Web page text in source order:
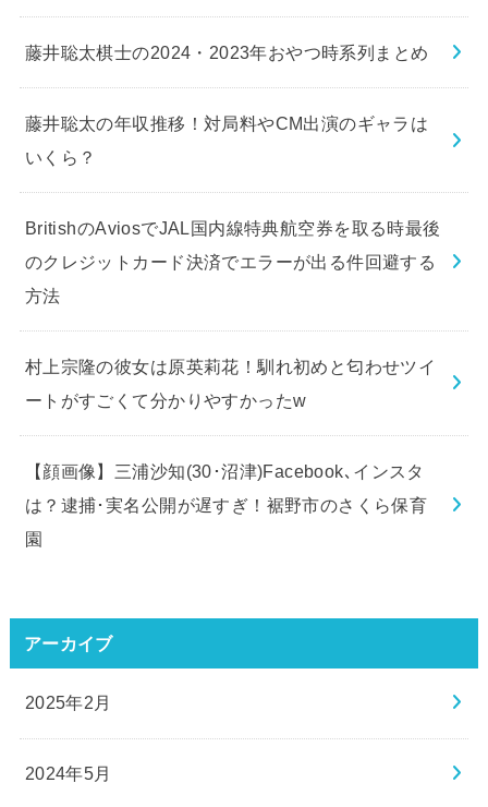
藤井聡太棋士の2024・2023年おやつ時系列まとめ
藤井聡太の年収推移！対局料やCM出演のギャラは
いくら？
BritishのAviosでJAL国内線特典航空券を取る時最後
のクレジットカード決済でエラーが出る件回避する
方法
村上宗隆の彼女は原英莉花！馴れ初めと匂わせツイ
ートがすごくて分かりやすかったw
【顔画像】三浦沙知(30･沼津)Facebook､インスタ
は？逮捕･実名公開が遅すぎ！裾野市のさくら保育
園
アーカイブ
2025年2月
2024年5月